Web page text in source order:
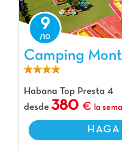
Camping Montblanc Park,
9
Camping
Habana Top Presta 4
desde 380 la